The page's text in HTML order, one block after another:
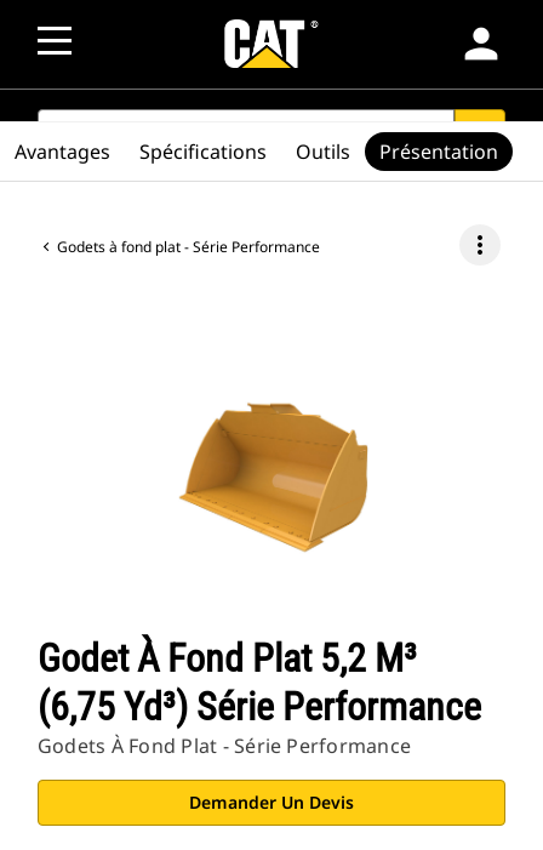
person
SEARCH search
Godets à fond plat - Série Performance more_vert
Godet À Fond Plat 5,2 M³
(6,75 Yd³) Série Performance
Godets À Fond Plat - Série Performance
Demander Un Devis
Avantages Spécifications Outils Présentation